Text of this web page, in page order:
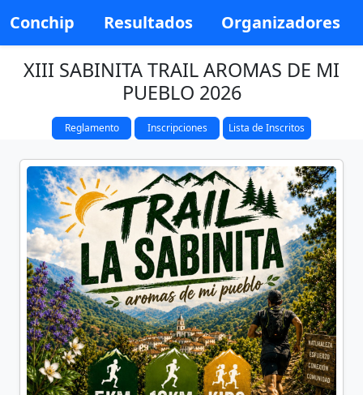
Conchip Resultados Organizadores
XIII SABINITA TRAIL AROMAS DE MI
PUEBLO 2026
Reglamento Inscripciones Lista de Inscritos